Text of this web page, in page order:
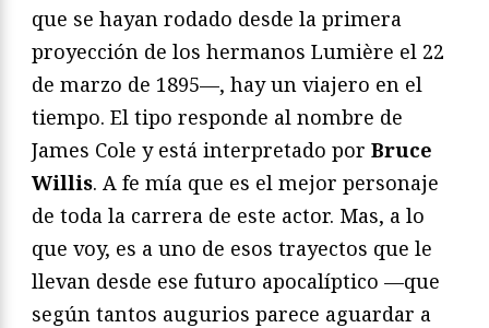
que se hayan rodado desde la primera
proyección de los hermanos Lumière el 22
de marzo de 1895—, hay un viajero en el
tiempo. El tipo responde al nombre de
James Cole y está interpretado por Bruce
Willis. A fe mía que es el mejor personaje
de toda la carrera de este actor. Mas, a lo
que voy, es a uno de esos trayectos que le
llevan desde ese futuro apocalíptico —que
según tantos augurios parece aguardar a